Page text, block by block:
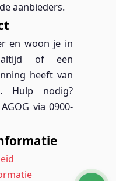
aanbieders.
en woon je in
altijd of een
heeft van
Hulp nodig?
via 0900-